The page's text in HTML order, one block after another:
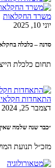
משרד החקלאות
יוני 10, 2025
סדנה – כלכלה
תחום כלכלת
התאחדות
דצמבר 25, 2024
״כבר שנה שלמה
מזכ״ל תנועת